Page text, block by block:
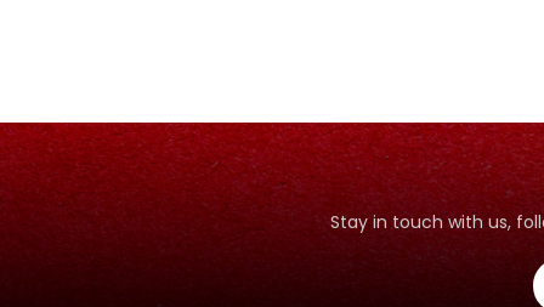
Stay in touch with us,